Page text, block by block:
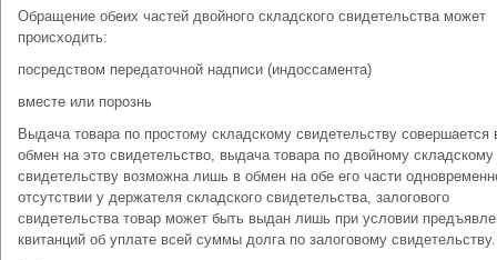
Обращение обеих частей двойного складского свидетельства может
происходить:
посредством передаточной надписи (индоссамента)
вместе или порознь
Выдача товара по простому складскому свидетельству совершается
обмен на это свидетельство, выдача товара по двойному складскому
свидетельству возможна лишь в обмен на обе его части
отсутствии у держателя складского свидетельства, залогового
свидетельства товар может быть выдан лишь при условии
квитанций об уплате всей суммы долга по залоговому свидетельству.